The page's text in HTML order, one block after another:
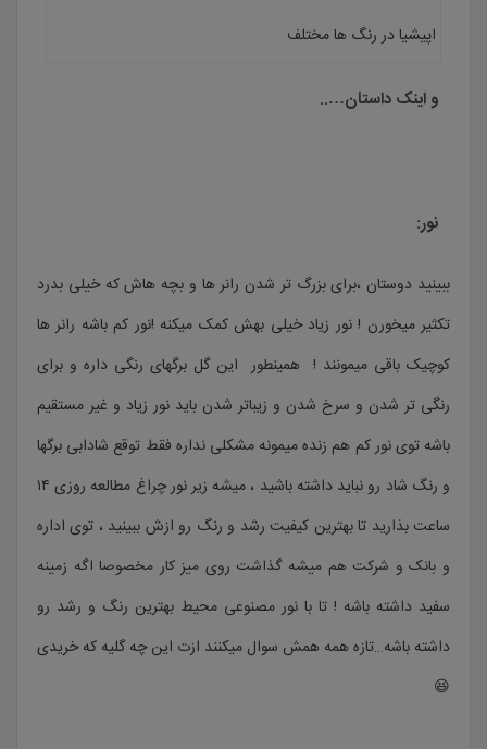
اپیشیا در رنگ ها مختلف
و اینک داستان…..
نور:
ببینید دوستان ،برای بزرگ تر شدن رانر ها و بچه هاش که خیلی بدرد
تکثیر میخورن ! نور زیاد خیلی بهش کمک میکنه !نور کم باشه رانر ها
کوچیک باقی میمونند ! همینطور این گل برگهای رنگی داره و برای
رنگی تر شدن و سرخ شدن و زیباتر شدن باید نور زیاد و غیر مستقیم
باشه توی نور کم هم زنده میمونه مشکلی نداره فقط توقع شادابی برگها
و رنگ شاد رو نباید داشته باشید ، میشه زیر نور چراغ مطالعه روزی ۱۴
ساعت بذارید تا بهترین کیفیت رشد و رنگ رو ازش ببینید ، توی اداره
و بانک و شرکت هم میشه گذاشت روی میز کار مخصوصا اگه زمینه
سفید داشته باشه ! تا با نور مصنوعی محیط بهترین رنگ و رشد رو
داشته باشه…تازه همه همش سوال میکنند ازت این چه گلیه که خریدی
😆